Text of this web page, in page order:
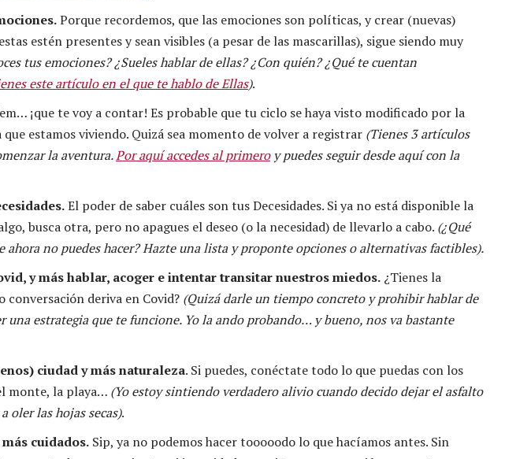
Porque recordemos, que las emociones son políticas, y crear (nuevas)
estén presentes y sean visibles (a pesar de las mascarillas), sigue siendo muy
tus emociones? ¿Sueles hablar de ellas? ¿Con quién? ¿Qué te cuentan
este artículo en el que te hablo de Ellas).
¡que te voy a contar! Es probable que tu ciclo se haya visto modificado por la
estamos viviendo. Quizá sea momento de volver a registrar (Tienes 3 artículos
la aventura.Por aquí accedes al primeroy puedes seguir desde aquí con la
El poder de saber cuáles son tus Decesidades. Si ya no está disponible la
busca otra, pero no apagues el deseo (o la necesidad) de llevarlo a cabo. (¿Qué
ahora no puedes hacer? Hazte una lista y proponte opciones o alternativas factibles).
y más hablar, acoger e intentar transitar nuestros miedos. ¿Tienes la
conversación deriva en Covid? (Quizá darle un tiempo concreto y prohibir hablar de
una estrategia que te funcione. Yo la ando probando… y bueno, nos va bastante
ciudad y más naturaleza. Si puedes, conéctate todo lo que puedas con los
monte, la playa… (Yo estoy sintiendo verdadero alivio cuando decido dejar el asfalto
oler las hojas secas).
cuidados. Sip, ya no podemos hacer tooooodo lo que hacíamos antes. Sin